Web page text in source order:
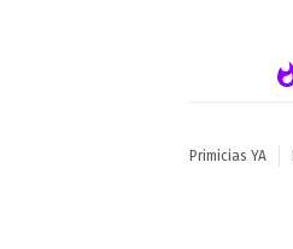
Primicias YA